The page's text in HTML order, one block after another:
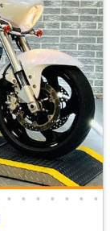
• • • • • • •